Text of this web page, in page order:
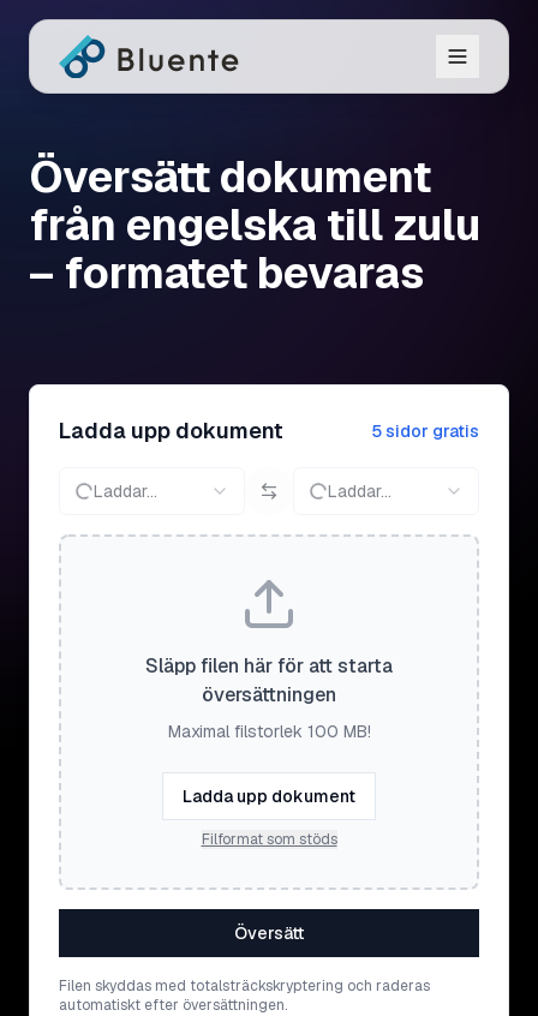
Översätt dokument
från engelska till zulu
– formatet bevaras
Ladda upp dokument 5 sidor gratis
Laddar... Laddar...
Släpp filen här för att starta
översättningen
Maximal filstorlek 100 MB!
Ladda upp dokument
Filformat som stöds
Översätt
Filen skyddas med totalsträckskryptering och raderas
automatiskt efter översättningen.